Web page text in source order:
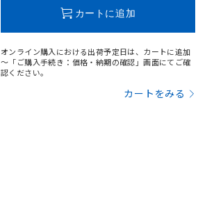
カートに追加
オンライン購入における出荷予定日は、カートに追加
～「ご購入手続き：価格・納期の確認」画面にてご確
認ください。
カートをみる